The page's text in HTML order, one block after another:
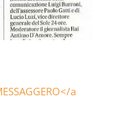
a